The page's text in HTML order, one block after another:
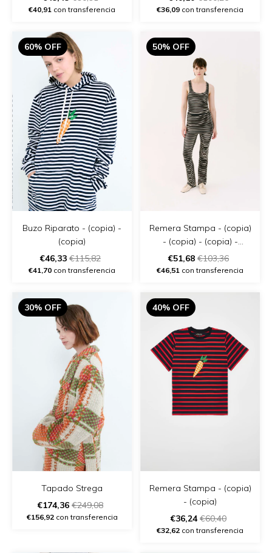
€40,91 con transferencia €36,09 con transferencia
60% OFF
Buzo Riparato - (copia) -
(copia)
€46,33 €115,82
€41,70 con transferencia
50% OFF
Remera Stampa - (copia)
- (copia) - (copia) -
(copia) - (copia) - (copia)
€51,68 €103,36
€46,51 con transferencia
30% OFF
Tapado Strega
€174,36 €249,08
€156,92con transferencia
40% OFF
Remera Stampa - (copia)
- (copia)
€36,24€60,40
€32,62 con transferencia